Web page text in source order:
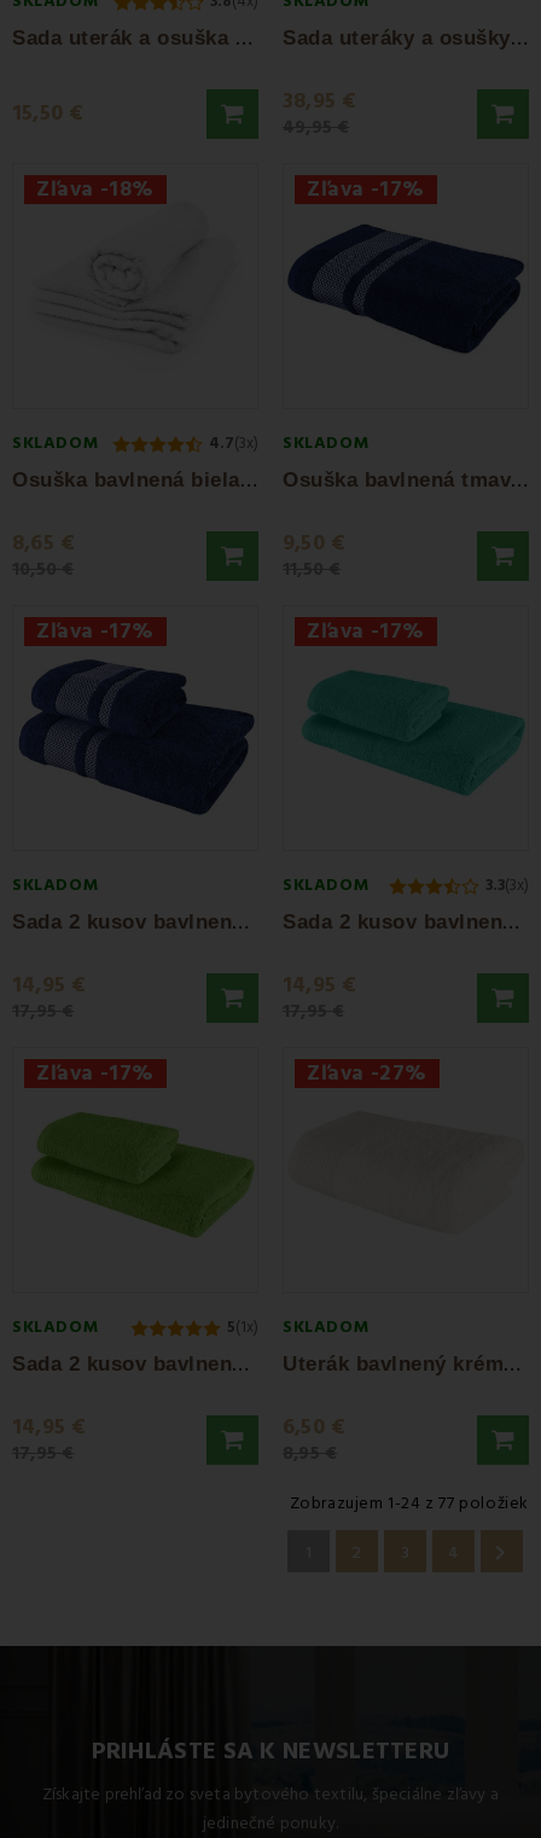
S
ada uterák a osuška bavlnená biela EMI
15,50 €
S
ada uteráky a osušky bavlnené biele 4 ks...
38,95 €
Zľava -18%
SKLADOM 4.7(3x)
O
suška bavlnená biela 70x100 cm EMI
8,65 €
Zľava -17%
SKLADOM
O
suška bavlnená tmavomodrá 70x140 cm Ates EMI
9,50 €
Zľava -17%
SKLADOM
S
ada 2 kusov bavlnenej osušky a uteráka...
14,95 €
Zľava -17%
SKLADOM 3.3(3x)
S
ada 2 kusov bavlnenej osušky a uteráka...
14,95 €
Zľava -17%
SKLADOM 5(1x)
S
ada 2 kusov bavlnenej osušky a uteráka...
14,95 €
Zľava -27%
SKLADOM
U
terák bavlnený krémový 50x90 cm Bella EMI
6,50 €
Zobrazujem 1-24 z 77 položiek
2 3 4 
PRIHLÁSTE SA K NEWSLETTERU
Získajte prehľad zo sveta bytového textilu, špeciálne zľavy a
jedinečné ponuky.